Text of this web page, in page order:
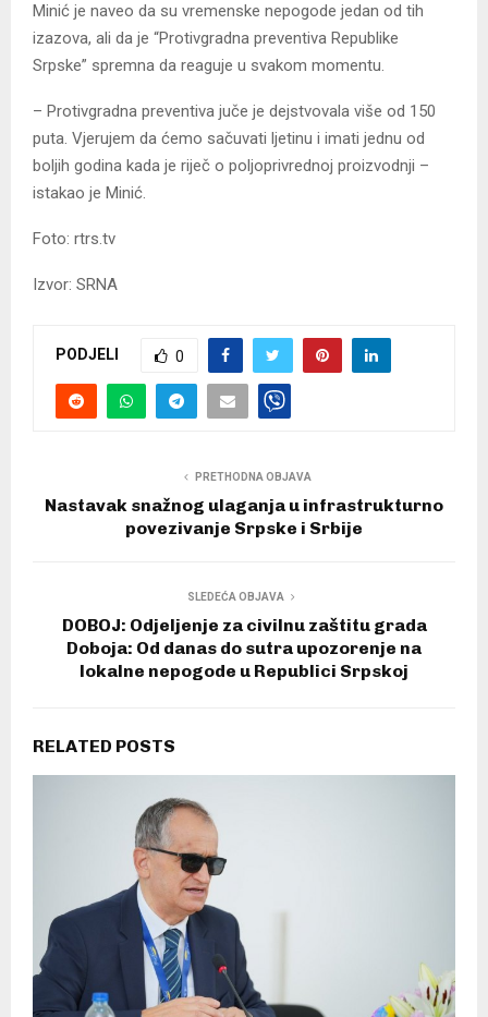
Minić je naveo da su vremenske nepogode jedan od tih
izazova, ali da je “Protivgradna preventiva Republike
Srpske” spremna da reaguje u svakom momentu.
– Protivgradna preventiva juče je dejstvovala više od 150
puta. Vjerujem da ćemo sačuvati ljetinu i imati jednu od
boljih godina kada je riječ o poljoprivrednoj proizvodnji –
istakao je Minić.
Foto: rtrs.tv
Izvor: SRNA
PODJELI 0
PRETHODNA OBJAVA
Nastavak snažnog ulaganja u infrastrukturno
povezivanje Srpske i Srbije
SLEDEĆA OBJAVA
DOBOJ: Odjeljenje za civilnu zaštitu grada
Doboja: Od danas do sutra upozorenje na
lokalne nepogode u Republici Srpskoj
RELATED POSTS